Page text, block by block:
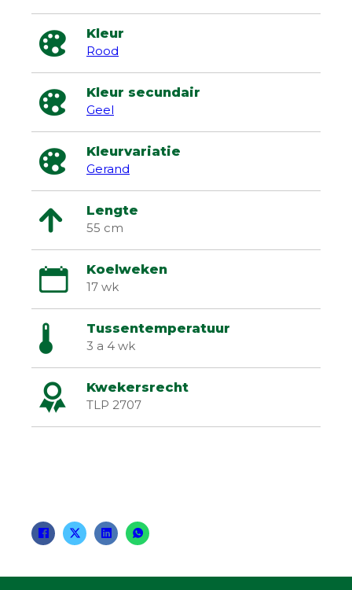
Kleur
Rood
Kleur secundair
Geel
Kleurvariatie
Gerand
Lengte
55 cm
Koelweken
17 wk
Tussentemperatuur
3 a 4 wk
Kwekersrecht
TLP 2707